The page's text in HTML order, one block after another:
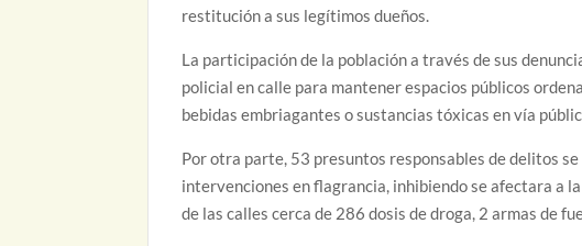
restitución a sus legítimos dueños.
La participación de la población a través de sus
policial en calle para mantener espacios públicos
bebidas embriagantes o sustancias tóxicas en vía
Por otra parte, 53 presuntos responsables de delitos
intervenciones en flagrancia, inhibiendo se afectara a
de las calles cerca de 286 dosis de droga, 2 armas de